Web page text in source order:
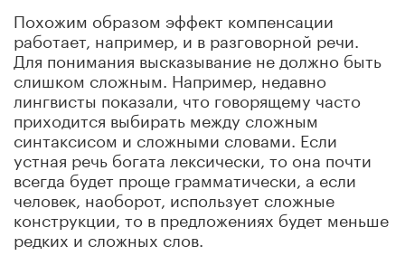
Похожим образом эффект компенсации
работает, например, и в разговорной речи.
Для понимания высказывание не должно быть
слишком сложным. Например, недавно
лингвисты показали, что говорящему часто
приходится выбирать между сложным
синтаксисом и сложными словами. Если
устная речь богата лексически, то она почти
всегда будет проще грамматически, а если
человек, наоборот, использует сложные
конструкции, то в предложениях будет меньше
редких и сложных слов.